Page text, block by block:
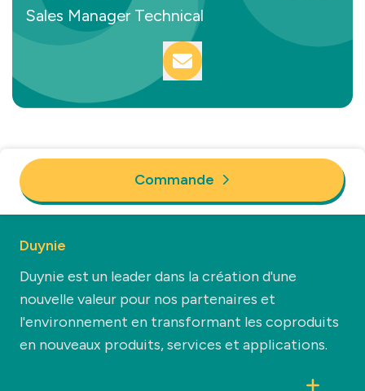
Sales Manager Technical
Commande
Duynie
Duynie est un leader dans la création d'une
nouvelle valeur pour nos partenaires et
l'environnement en transformant les coproduits
en nouveaux produits, services et applications.